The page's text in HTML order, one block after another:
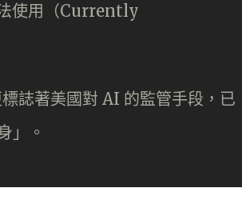
使用（Currently
誌著美國對 AI 的監管手段，已
」。